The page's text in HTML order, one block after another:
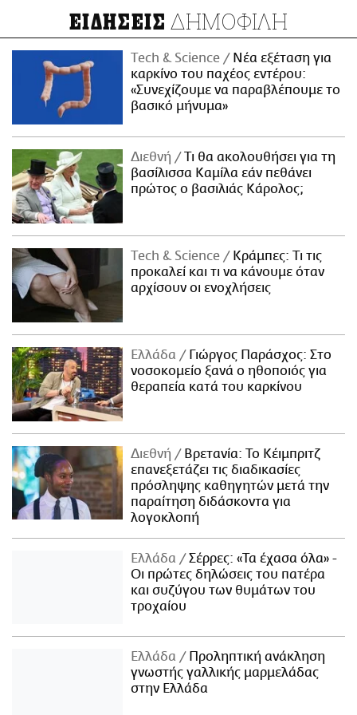
ΕΙΔΗΣΕΙΣ ΔΗΜΟΦΙΛΗ
Τech & Science
Νέα εξέταση για
καρκίνο του παχέος εντέρου:
«Συνεχίζουμε να παραβλέπουμε το
βασικό μήνυμα»
Διεθνή
Τι θα ακολουθήσει για τη
βασίλισσα Καμίλα εάν πεθάνει
πρώτος ο βασιλιάς Κάρολος;
Τech & Science
Κράμπες: Τι τις
προκαλεί και τι να κάνουμε όταν
αρχίσουν οι ενοχλήσεις
Ελλάδα
Γιώργος Παράσχος: Στο
νοσοκομείο ξανά ο ηθοποιός για
θεραπεία κατά του καρκίνου
Διεθνή
Βρετανία: Το Κέιμπριτζ
επανεξετάζει τις διαδικασίες
πρόσληψης καθηγητών μετά την
παραίτηση διδάσκοντα για
λογοκλοπή
Ελλάδα
Σέρρες: «Τα έχασα όλα» -
Οι πρώτες δηλώσεις του πατέρα
και συζύγου των θυμάτων του
τροχαίου
Ελλάδα
Προληπτική ανάκληση
γνωστής γαλλικής μαρμελάδας
στην Ελλάδα